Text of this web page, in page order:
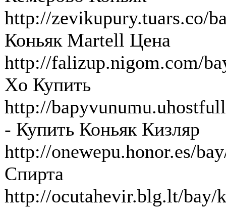
http://zevikupury.tuars.co/
Коньяк Martell Цена
http://falizup.nigom.com/
Xo Купить
http://
- Купить Коньяк Кизляр
http://onewepu.honor.es/
Спирта
http://ocutahevir.blg.lt/